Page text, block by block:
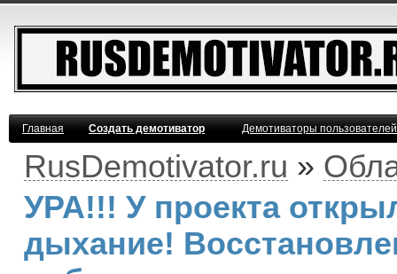
Главная Создать демотиватор Демотиваторы
RusDemotivator.ru »
УРА!!! У проекта
дыхание!